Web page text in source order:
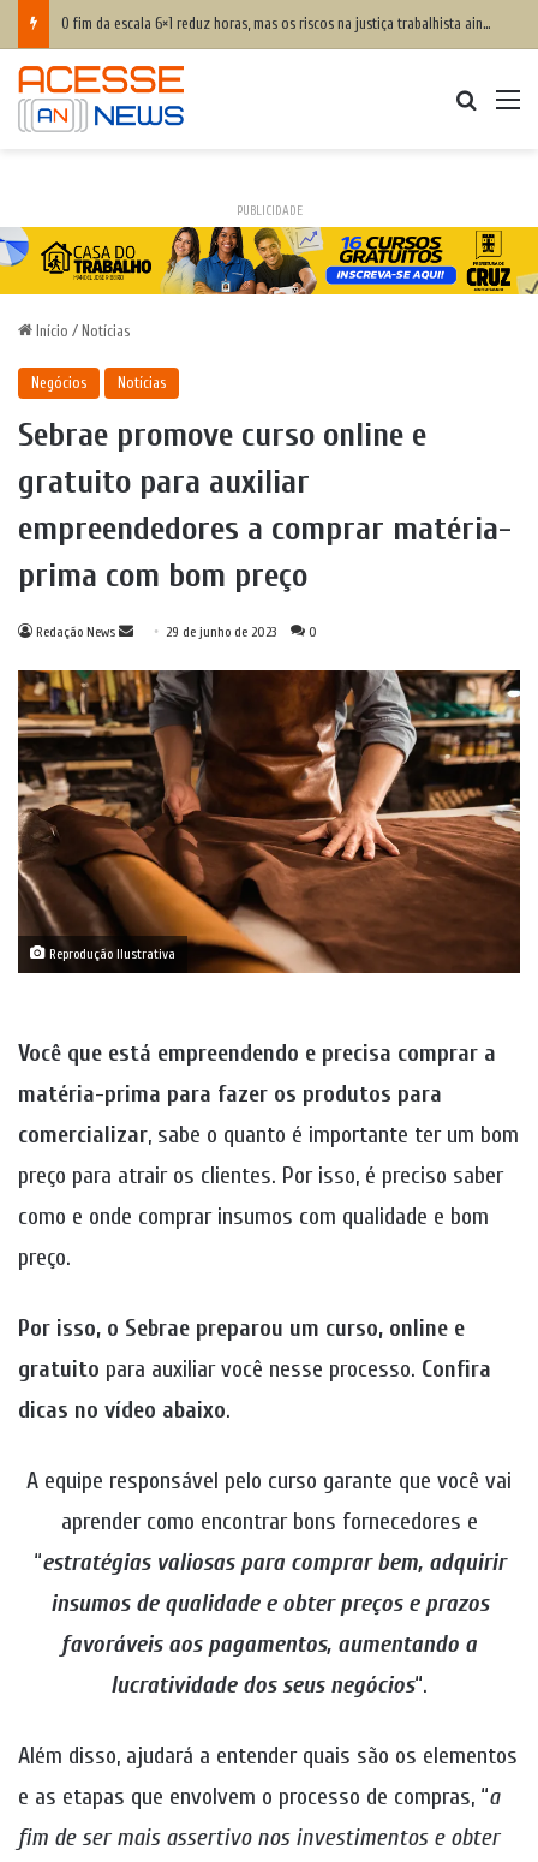
O fim da escala 6×1 reduz horas, mas os riscos na justiça trabalhista ainda serão os mesmos
PUBLICIDADE
Início / Notícias
Negócios Notícias
Sebrae promove curso online e
gratuito para auxiliar
empreendedores a comprar matéria-
prima com bom preço
Redação News
Mande
e-
mail
29 de junho de 2023 0
Reprodução Ilustrativa
Você que está empreendendo e precisa comprar a
matéria-prima para fazer os produtos para
comercializar, sabe o quanto é importante ter um bom
preço para atrair os clientes. Por isso, é preciso saber
como e onde comprar insumos com qualidade e bom
preço.
Por isso, o Sebrae preparou um curso, online e
gratuito para auxiliar você nesse processo. Confira
dicas no vídeo abaixo.
A equipe responsável pelo curso garante que você vai
aprender como encontrar bons fornecedores e
“estratégias valiosas para comprar bem, adquirir
insumos de qualidade e obter preços e prazos
favoráveis aos pagamentos, aumentando a
lucratividade dos seus negócios“.
Além disso, ajudará a entender quais são os elementos
e as etapas que envolvem o processo de compras, “a
fim de ser mais assertivo nos investimentos e obter